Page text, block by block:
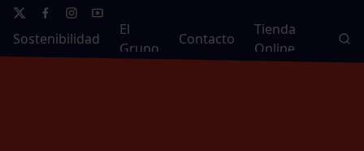
Sostenibilidad
El
Grupo
Contacto
Tienda
Online